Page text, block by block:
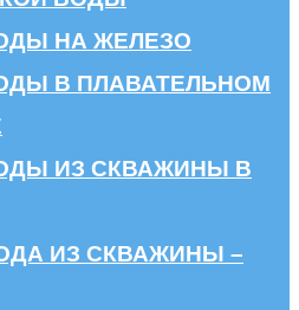
НА ЖЕЛЕЗО
В ПЛАВАТЕЛЬНОМ
ИЗ СКВАЖИНЫ В
ИЗ СКВАЖИНЫ –